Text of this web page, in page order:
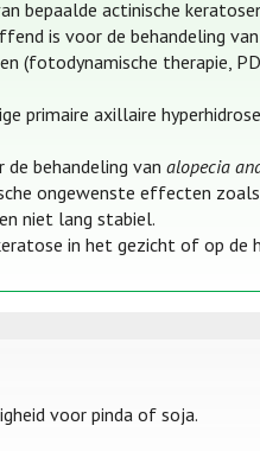
bepaalde actinische
is voor de behandeling
(fotodynamische therapie,
primaire axillaire
behandeling vanalopecia
ongewenste effecten
niet lang stabiel.
in het gezicht of op de
voor pinda of soja.